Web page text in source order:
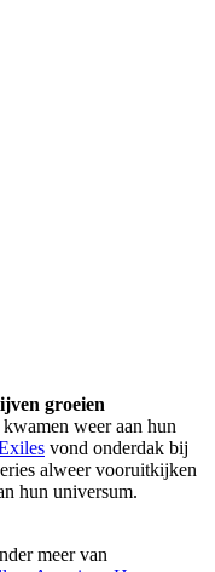
groeien
weer aan hun
vond onderdak bij
alweer vooruitkijken
hun universum.
meer van